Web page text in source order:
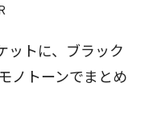
ットに、ブラック
ノトーンでまとめ